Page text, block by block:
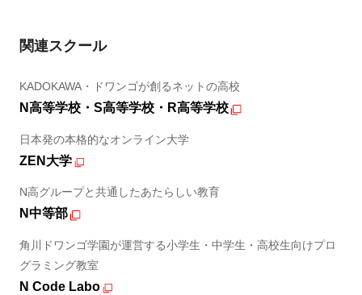
関連スクール
KADOKAWA・ドワンゴが創るネットの高校
N高等学校・S高等学校・R高等学校
日本発の本格的なオンライン大学
ZEN大学
N高グループと共通したあたらしい教育
N中等部
角川ドワンゴ学園が運営する小学生・中学生・高校生向けプロ
グラミング教室
N Code Labo